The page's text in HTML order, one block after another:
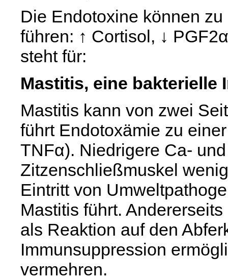
Die Endotoxine können
führen: ↑ Cortisol, ↓
steht für:
Mastitis, eine bakterielle
Mastitis kann von zwei
führt Endotoxämie zu
TNFα). Niedrigere Ca-
Zitzenschließmuskel
Eintritt von
Mastitis führt.
als Reaktion auf den
Immunsuppression
vermehren.